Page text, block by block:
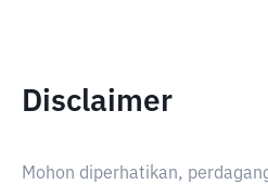
Disclaimer
Mohon diperhatikan,